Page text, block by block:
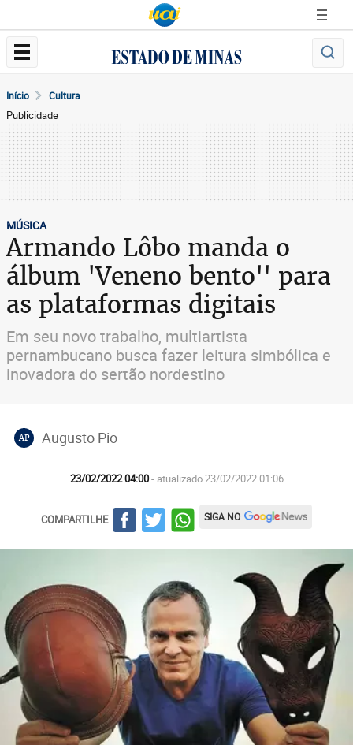
Início Cultura
Publicidade
MÚSICA
Armando Lôbo manda o
álbum 'Veneno bento'' para
as plataformas digitais
Em seu novo trabalho, multiartista
pernambucano busca fazer leitura simbólica e
inovadora do sertão nordestino
AP Augusto Pio
23/02/2022 04:00- atualizado 23/02/2022 01:06
COMPARTILHE SIGA NO